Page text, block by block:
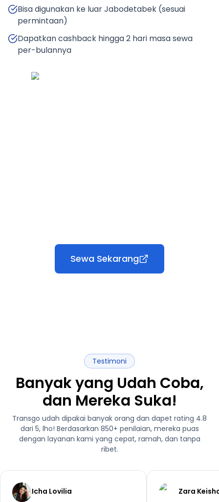
Bisa digunakan ke luar Jabodetabek (sesuai
permintaan)
Dapatkan cashback hingga 2 hari masa sewa
per-bulannya
Sewa Sekarang
Testimoni
Banyak yang Udah Coba,
dan Mereka Suka!
Transgo udah dipakai banyak orang dan dapet rating 4.8
dari 5, lho! Berdasarkan 850+ penilaian, mereka puas
dengan layanan kami yang cepat, ramah, dan tanpa
ribet.
Icha Lovilia
Zara